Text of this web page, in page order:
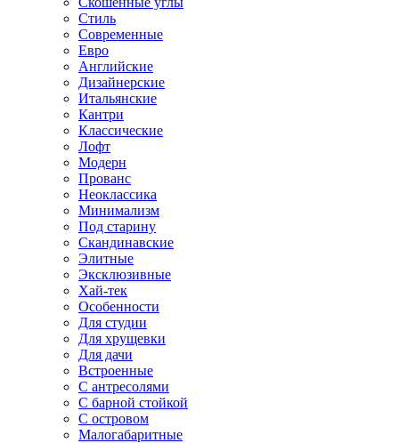
Стиль
Современные
Евро
Английские
Дизайнерские
Итальянские
Кантри
Классические
Лофт
Модерн
Прованс
Неоклассика
Минимализм
Под старину
Скандинавские
Элитные
Эксклюзивные
Хай-тек
Особенности
Для студии
Для хрущевки
Для дачи
Встроенные
С антресолями
С барной стойкой
С островом
Малогабаритные